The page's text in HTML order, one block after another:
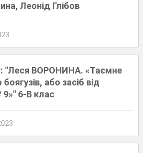
Леонід Глібов
"Леся ВОРОНИНА. «Таємне
або засіб від
6-В клас